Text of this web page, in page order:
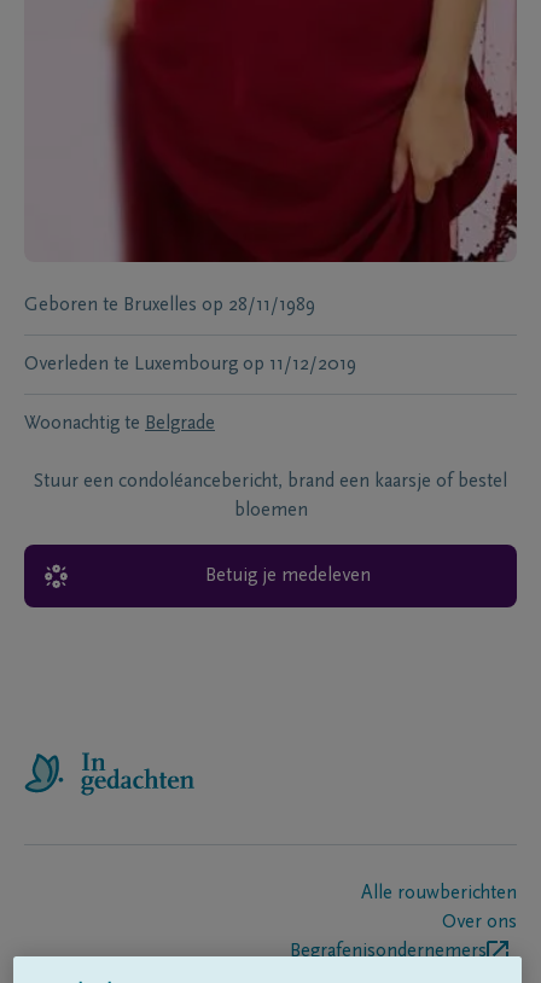
Geboren te Bruxelles op 28/11/1989
Overleden te Luxembourg op 11/12/2019
Woonachtig te Belgrade
Stuur een condoléancebericht, brand een kaarsje of bestel
bloemen
Betuig je medeleven
Alle rouwberichten
Over ons
Begrafenisondernemers